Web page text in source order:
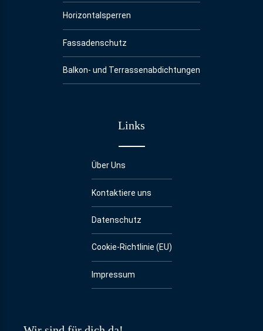
Horizontalsperren
Fassadenschutz
Balkon- und Terrassenabdichtungen
Links
Über Uns
Kontaktiere uns
Datenschutz
Cookie-Richtlinie (EU)
Impressum